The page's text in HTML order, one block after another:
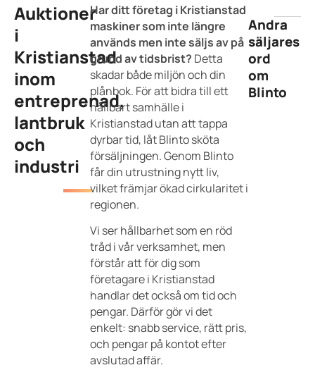
Auktioner
i
Kristianstad
inom
entreprenad,
lantbruk
och
industri
Har ditt företag i Kristianstad
maskiner som inte längre
används men inte säljs av på
grund av tidsbrist? Detta
skadar både miljön och din
plånbok. För att bidra till ett
hållbart samhälle i
Kristianstad utan att tappa
dyrbar tid, låt Blinto sköta
försäljningen. Genom Blinto
får din utrustning nytt liv,
vilket främjar ökad cirkularitet i
regionen.
Vi ser hållbarhet som en röd
tråd i vår verksamhet, men
förstår att för dig som
företagare i Kristianstad
handlar det också om tid och
pengar. Därför gör vi det
enkelt: snabb service, rätt pris,
och pengar på kontot efter
avslutad affär.
Andra
säljares
ord
om
Blinto